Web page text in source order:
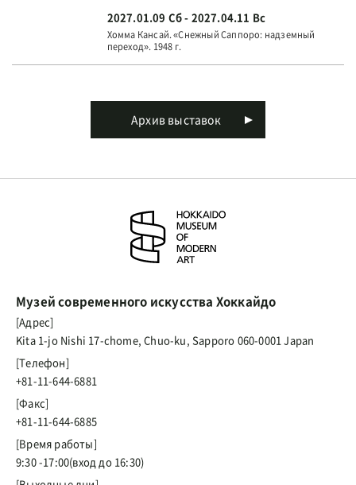
2027.01.09 Сб - 2027.04.11 Вс
Хомма Кансай. «Снежный Саппоро: надземный
переход». 1948 г.
Архив выставок
Музей современного искусства Хоккайдо
[Адрес]
Kita 1-jo Nishi 17-chome, Chuo-ku, Sapporo 060-0001 Japan
[Телефон]
+81-11-644-6881
[Факс]
+81-11-644-6885
[Время работы]
9:30 -17:00(вход до 16:30)